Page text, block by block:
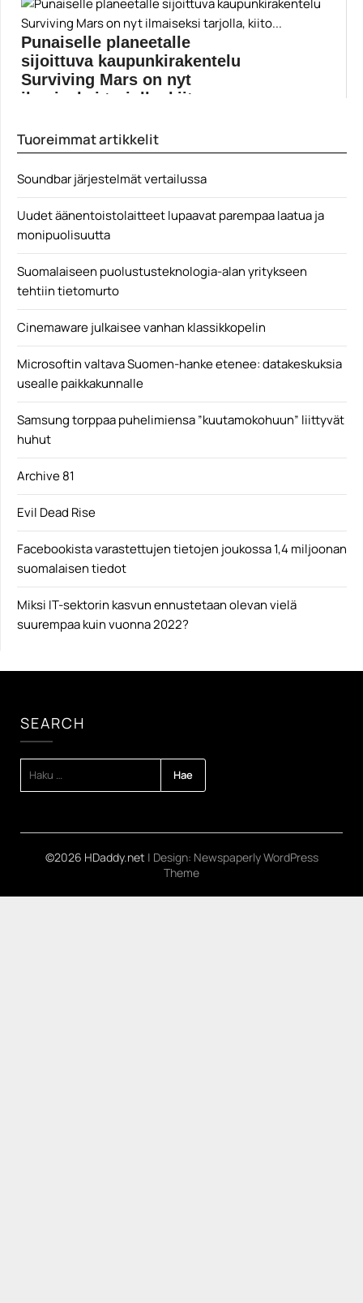
Uusi Microsoft Flight Simulator tullee saataville tänä
vuonna....
Lentosimulaattorit
Punaiselle planeetalle
sijoittuva kaupunkirakentelu
Surviving Mars on nyt
ilmaiseksi tarjolla, kiito...
Surviving Mars...
Tuoreimmat artikkelit
Soundbar järjestelmät vertailussa
Uudet äänentoistolaitteet lupaavat parempaa laatua ja
monipuolisuutta
Suomalaiseen puolustusteknologia-alan yritykseen
tehtiin tietomurto
Cinemaware julkaisee vanhan klassikkopelin
Microsoftin valtava Suomen-hanke etenee: datakeskuksia
usealle paikkakunnalle
Samsung torppaa puhelimiensa ”kuutamokohuun” liittyvät
huhut
Archive 81
Evil Dead Rise
Facebookista varastettujen tietojen joukossa 1,4 miljoonan
suomalaisen tiedot
Miksi IT-sektorin kasvun ennustetaan olevan vielä
suurempaa kuin vuonna 2022?
SEARCH
©2026 HDaddy.net | Design: Newspaperly WordPress
Theme